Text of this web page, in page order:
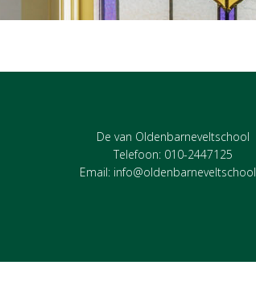
De van Oldenbarneveltschool
Telefoon: 010-2447125
Email: